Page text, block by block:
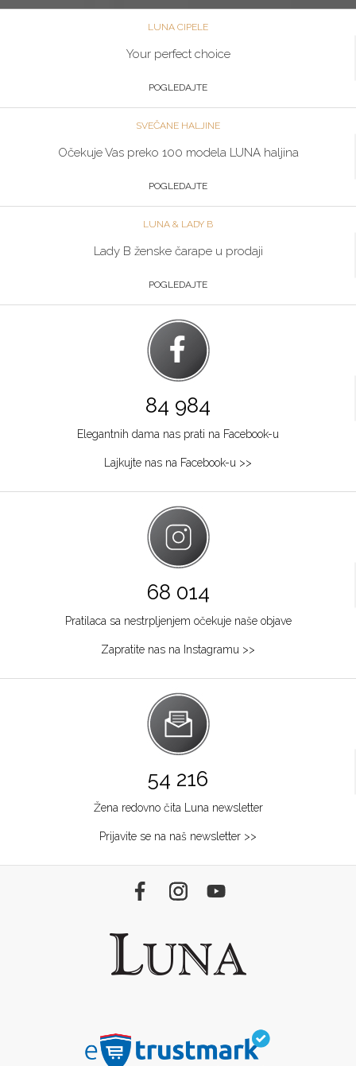
LUNA CIPELE
Your perfect choice
POGLEDAJTE
SVEČANE HALJINE
Očekuje Vas preko 100 modela LUNA haljina
POGLEDAJTE
LUNA & LADY B
Lady B ženske čarape u prodaji
POGLEDAJTE
84 984
Elegantnih dama nas prati na Facebook-u
Lajkujte nas na Facebook-u >>
68 014
Pratilaca sa nestrpljenjem očekuje naše objave
Zapratite nas na Instagramu >>
54 216
Žena redovno čita Luna newsletter
Prijavite se na naš newsletter >>